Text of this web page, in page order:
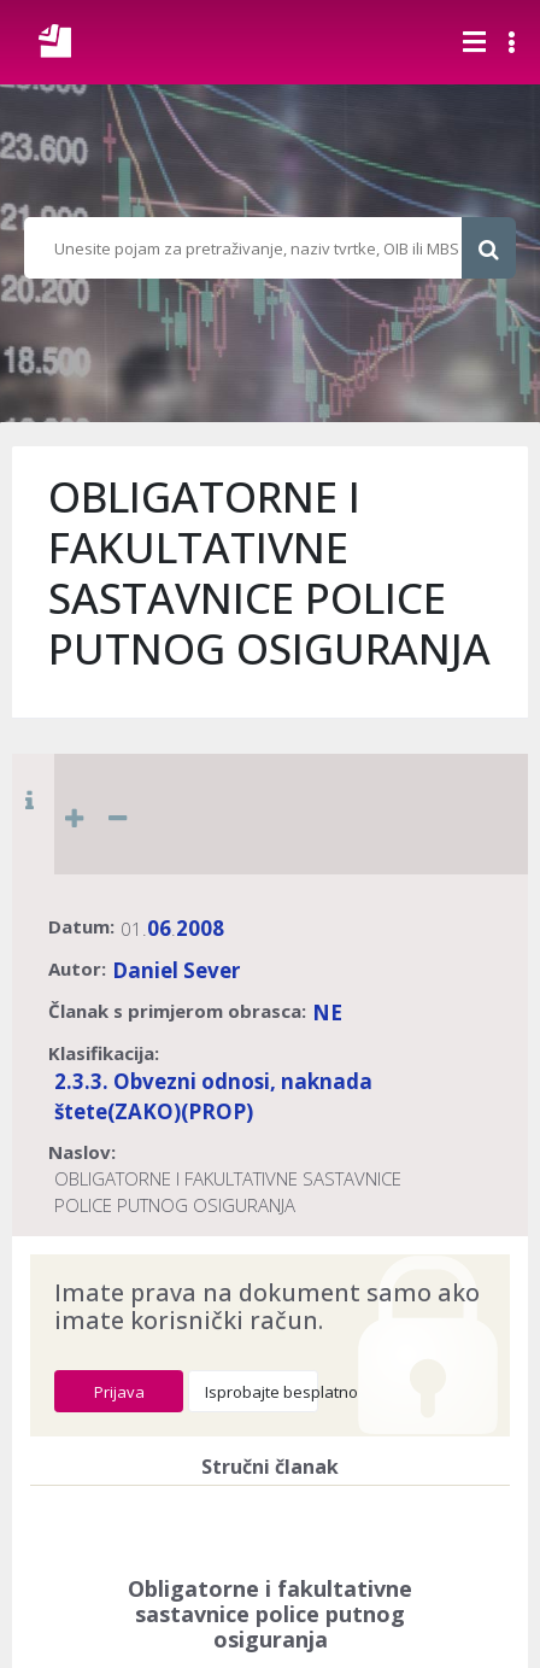
OBLIGATORNE I
FAKULTATIVNE
SASTAVNICE POLICE
PUTNOG OSIGURANJA
Datum: 01.06.2008
Autor: Daniel Sever
Članak s primjerom obrasca: NE
Klasifikacija:
2.3.3. Obvezni odnosi, naknada
štete(ZAKO)(PROP)
Naslov:
OBLIGATORNE I FAKULTATIVNE SASTAVNICE
POLICE PUTNOG OSIGURANJA
Imate prava na dokument samo ako
imate korisnički račun.
Prijava Isprobajte besplatno
Stručni članak
Obligatorne i fakultativne
sastavnice police putnog
osiguranja